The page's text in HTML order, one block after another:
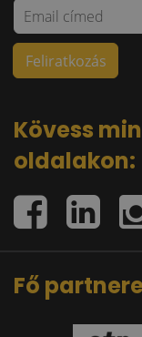
Kövess
oldalakon:
Fő